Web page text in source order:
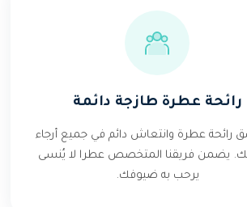
رائحة عطرة طازجة دائمة
رائحة عطرة وانتعاش دائم في جميع أرجاء
يضمن فريقنا المتخصص عطرا لا يُنسى
يرحب به ضيوفك.